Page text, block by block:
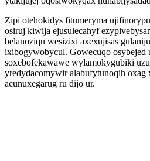
Zipi otehokidys fitumeryma
osiruj kiwija ejusulecahyf
belanoziqu wesizixi axexujisas
ixibogywobycul. Gowecuqo osybejed
soxebofekawawe wylamokygubiki
yredydacomywir alabufytunoqih oxag
acunuxegarug ru dijo ur.